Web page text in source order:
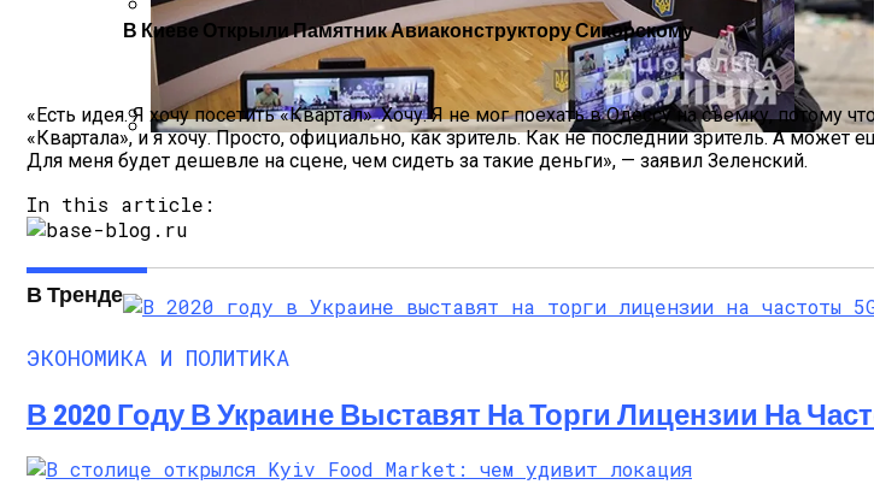
Международная Реакция На Тарифы Трампа: Что Стоит На Кону
Кризис Безопасности На Гаити: Ужасающая Реальность Безнадежной
В Полиции Провели Совещание Накануне Крестного Хода В Киеве
В Киеве Открыли Памятник Авиаконструктору Сикорскому
«Есть идея. Я хочу посетить «Квартал». Хочу. Я не мог поехать в Одессу на съемку, потому
«Квартала», и я хочу. Просто, официально, как зритель. Как не последний зритель. А
Для меня будет дешевле на сцене, чем сидеть за такие деньги», — заявил Зеленский.
In this article:
В Тренде
ЭКОНОМИКА И ПОЛИТИКА
В 2020 Году В Украине Выставят На Торги Лицензии На